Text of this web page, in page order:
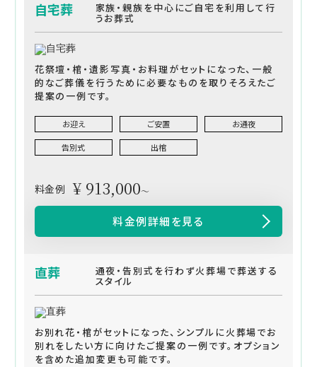
自宅葬 家族・親族を中心にご自宅を利用して行
うお葬式
花祭壇・棺・遺影写真・お料理がセットになった、一般
的なご葬儀を行うために必要なものを取りそろえたご
提案の一例です。
お迎え ご安置 お通夜
告別式 出棺
料金例 ¥ 913,000～
料金例詳細を見る
直葬 通夜・告別式を行わず火葬場で葬送する
スタイル
お別れ花・棺がセットになった、シンプルに火葬場でお
別れをしたい方に向けたご提案の一例です。オプション
を含めた追加変更も可能です。